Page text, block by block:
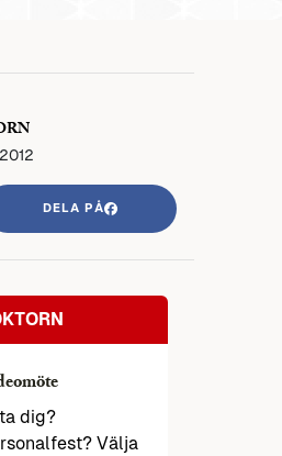
DELA PÅ
dig?
Välja